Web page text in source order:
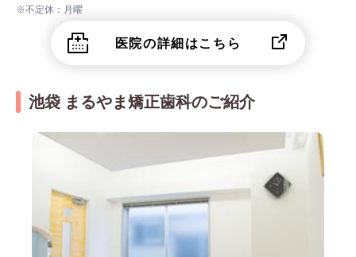
※不定休：月曜
医院の詳細はこちら
池袋 まるやま矯正歯科のご紹介